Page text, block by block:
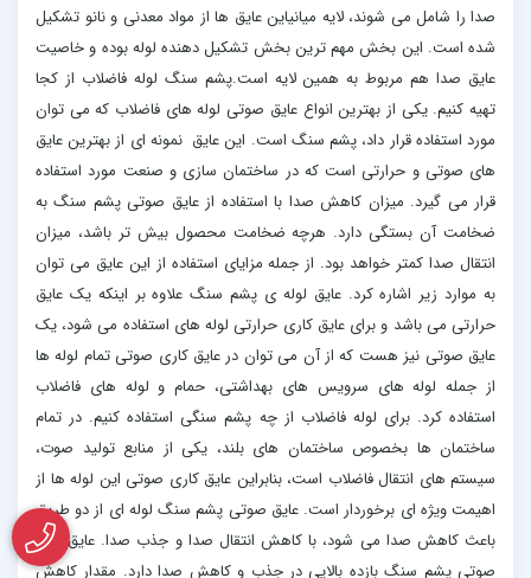
صدا را شامل می شوند، لایه ميانياین عایق ها از مواد معدنی و نانو تشکیل
شده است. این بخش مهم ترین بخش تشکیل دهنده لوله بوده و خاصیت
عایق صدا هم مربوط به همین لایه است.پشم سنگ لوله فاضلاب از کجا
تهیه کنیم. یکی از بهترین انواع عایق صوتی لوله های فاضلاب که می توان
مورد استفاده قرار داد، پشم سنگ است. این عایق نمونه ای از بهترین عایق
های صوتی و حرارتی است که در ساختمان سازی و صنعت مورد استفاده
قرار می گیرد. میزان کاهش صدا با استفاده از عایق صوتی پشم سنگ به
ضخامت آن بستگی دارد. هرچه ضخامت محصول بیش تر باشد، میزان
انتقال صدا کمتر خواهد بود. از جمله مزایای استفاده از این عایق می توان
به موارد زیر اشاره کرد. عایق لوله ی پشم سنگ علاوه بر اینکه یک عایق
حرارتی می باشد و برای عایق کاری حرارتی لوله های استفاده می شود، یک
عایق صوتی نیز هست که از آن می توان در عایق کاری صوتی تمام لوله ها
از جمله لوله های سرویس های بهداشتی، حمام و لوله های فاضلاب
استفاده کرد. برای لوله فاضلاب از چه پشم سنگی استفاده کنیم. در تمام
ساختمان ها بخصوص ساختمان های بلند، یکی از منابع تولید صوت،
سیستم های انتقال فاضلاب است، بنابراین عایق کاری صوتی این لوله ها از
اهیمت ویژه ای برخوردار است. عایق صوتی پشم سنگ لوله ای از دو طریق
باعث کاهش صدا می شود، با کاهش انتقال صدا و جذب صدا. عایق های
صوتی پشم سنگ بازده بالایی در جذب و کاهش صدا دارد. مقدار کاهش